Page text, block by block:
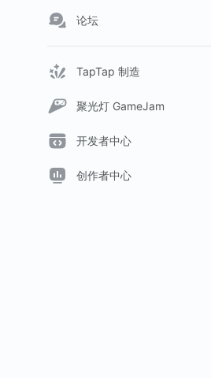
论坛
TapTap 制造
聚光灯 GameJam
开发者中心
创作者中心